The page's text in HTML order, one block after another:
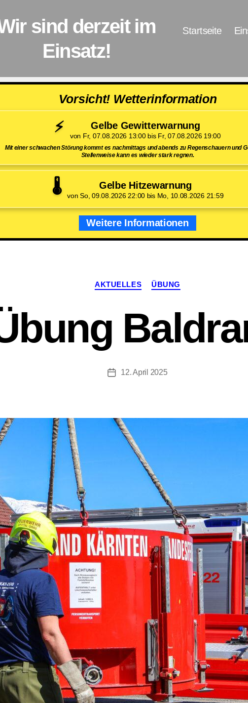
sind derzeit im
Einsatz!
Startseite
Vorsicht! Wetterinformation
⚡ Gelbe Gewitterwarnung
von Fr, 07.08.2026 13:00 bis Fr, 07.08.2026 19:00
Mit einer schwachen Störung kommt es nachmittags und abends zu Regenschauern und
Stellenweise kann es wieder stark regnen.
🌡️ Gelbe Hitzewarnung
von So, 09.08.2026 22:00 bis Mo, 10.08.2026 21:59
Weitere Informationen
Kategorien
AKTUELLES ÜBUNG
Beitragsdatum
12. April 2025